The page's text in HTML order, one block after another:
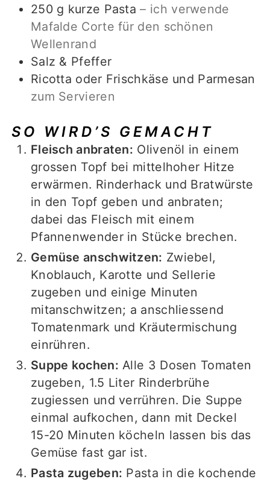
250 g kurze Pasta – ich verwende
Mafalde Corte für den schönen
Wellenrand
Salz & Pfeffer
Ricotta oder Frischkäse und Parmesan
zum Servieren
SO WIRD’S GEMACHT
Fleisch anbraten: Olivenöl in einem
grossen Topf bei mittelhoher Hitze
erwärmen. Rinderhack und Bratwürste
in den Topf geben und anbraten;
dabei das Fleisch mit einem
Pfannenwender in Stücke brechen.
Gemüse anschwitzen: Zwiebel,
Knoblauch, Karotte und Sellerie
zugeben und einige Minuten
mitanschwitzen; a anschliessend
Tomatenmark und Kräutermischung
einrühren.
Suppe kochen: Alle 3 Dosen Tomaten
zugeben, 1.5 Liter Rinderbrühe
zugiessen und verrühren. Die Suppe
einmal aufkochen, dann mit Deckel
15-20 Minuten köcheln lassen bis das
Gemüse fast gar ist.
Pasta zugeben: Pasta in die kochende